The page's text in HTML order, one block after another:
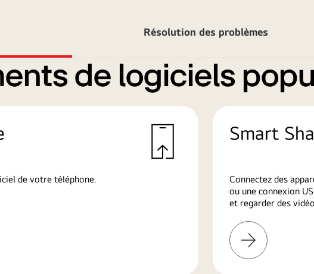
Résolution des problèmes
de logiciels
de votre téléphone.
Smart
Connectez des
ou une connexion
et regarder des
En
savoir
plus